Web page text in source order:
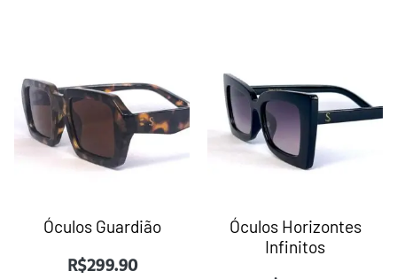
Óculos Guardião
R$299.90
Óculos Horizontes
Infinitos